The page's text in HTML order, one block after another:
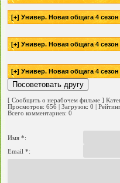
[ Сообщить о нерабочем фильме ]
Просмотров: 656 | Загрузок: 0 |
Всего комментариев: 0
Имя *:
Email *: